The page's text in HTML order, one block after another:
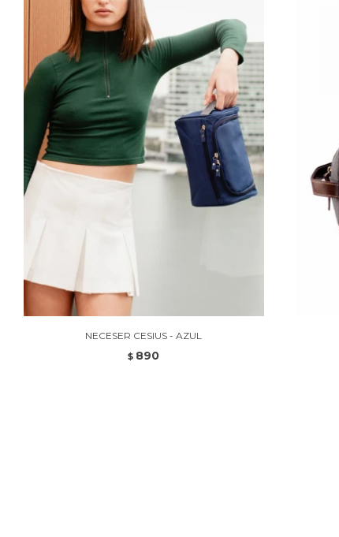
NECESER CESIUS - AZUL
$ 890